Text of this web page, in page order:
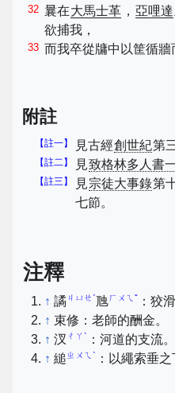
32 曩在大馬士革 ， 亞哩達
欲捕我，
33 而我卒從牗中以筐循牆
附註
【註一】 見古經創世紀第
【註二】 見致格林多人書
【註三】 見宗徒大事錄第
七節。
注釋
↑ 譎 ㄐㄩㄝˊ虺ㄏㄨㄟˇ ：狡
↑ 束修：老師的酬金。
↑ 汊 ㄔㄚˋ
：河道的支流。
↑ 縋 ㄓㄨㄟˋ ：以繩索垂之